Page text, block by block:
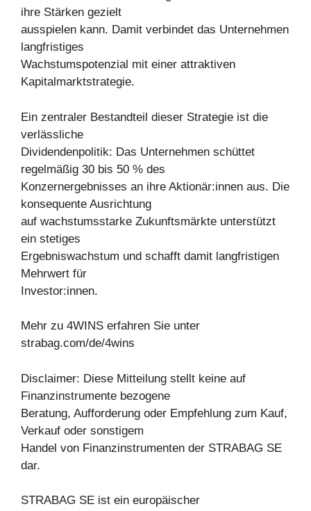
ihre Stärken gezielt
ausspielen kann. Damit verbindet das Unternehmen
langfristiges
Wachstumspotenzial mit einer attraktiven
Kapitalmarktstrategie.
Ein zentraler Bestandteil dieser Strategie ist die
verlässliche
Dividendenpolitik: Das Unternehmen schüttet
regelmäßig 30 bis 50 % des
Konzernergebnisses an ihre Aktionär:innen aus. Die
konsequente Ausrichtung
auf wachstumsstarke Zukunftsmärkte unterstützt
ein stetiges
Ergebniswachstum und schafft damit langfristigen
Mehrwert für
Investor:innen.
Mehr zu 4WINS erfahren Sie unter
strabag.com/de/4wins
Disclaimer: Diese Mitteilung stellt keine auf
Finanzinstrumente bezogene
Beratung, Aufforderung oder Empfehlung zum Kauf,
Verkauf oder sonstigem
Handel von Finanzinstrumenten der STRABAG SE
dar.
STRABAG SE ist ein europäischer